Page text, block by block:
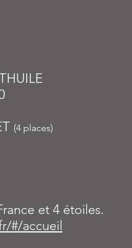
(4 places)
et 4 étoiles.
#/accueil